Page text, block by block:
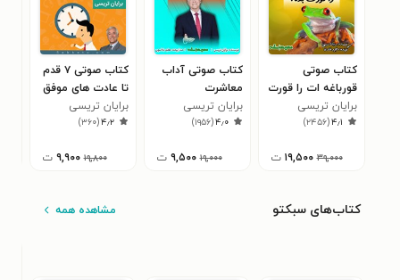
کتاب صوتی
قورباغه ات را قورت
بده!
برایان تریسی
۴٫۱(۲۴۵۶)
۳۹,۰۰۰ ۱۹,۵۰۰ ت
کتاب صوتی آداب
معاشرت
برایان تریسی
۴٫۰(۱۹۵۶)
۱۹,۰۰۰ ۹,۵۰۰ ت
کتاب صوتی ۷ قدم
تا عادت های موفق
برایان تریسی
۴٫۲(۳۶۰)
۱۹,۸۰۰ ۹,۹۰۰ ت
کتاب‌های سبکتو مشاهده همه